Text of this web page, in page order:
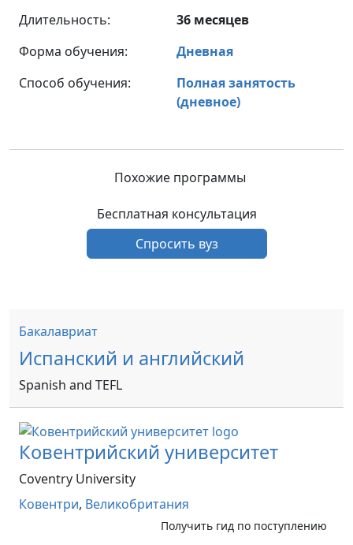
Длительность:
36 месяцев
Форма обучения:
Дневная
Способ обучения:
Полная занятость
(дневное)
Похожие программы
Бесплатная консультация
Спросить вуз
Бакалавриат
Испанский и английский
Spanish and TEFL
Ковентрийский университет
Coventry University
Ковентри, Великобритания
Получить гид по поступлению